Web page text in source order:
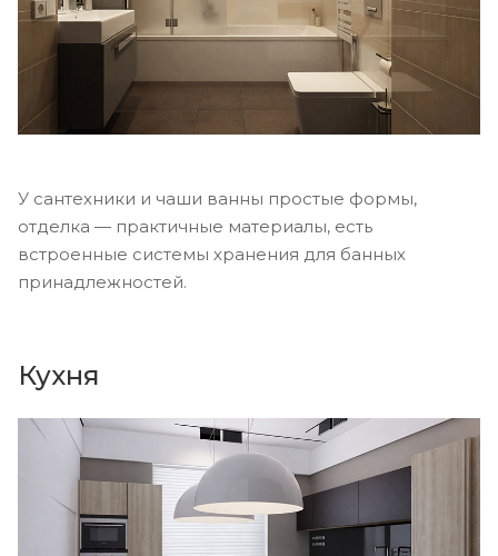
У сантехники и чаши ванны простые формы,
отделка — практичные материалы, есть
встроенные системы хранения для банных
принадлежностей.
Кухня